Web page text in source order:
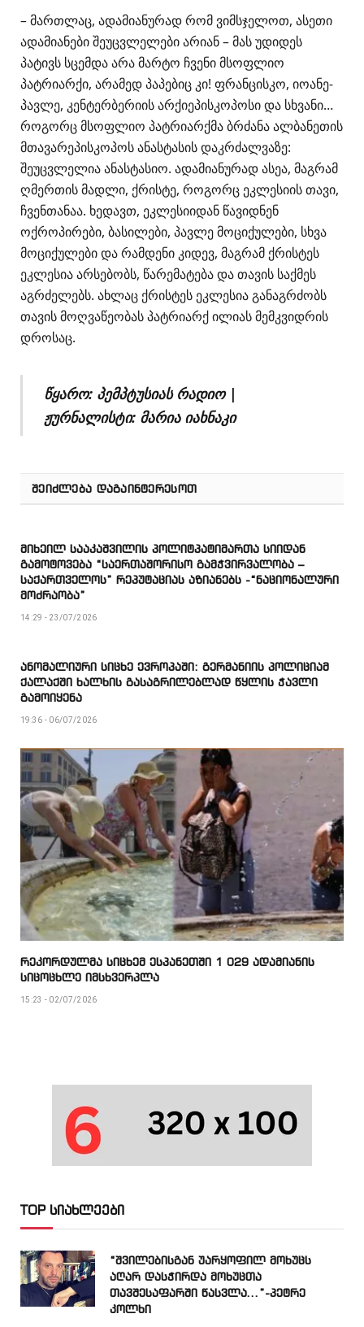
– მართლაც, ადამიანურად რომ ვიმსჯელოთ, ასეთი
ადამიანები შეუცვლელები არიან – მას უდიდეს
პატივს სცემდა არა მარტო ჩვენი მსოფლიო
პატრიარქი, არამედ პაპებიც კი! ფრანცისკო, იოანე-
პავლე, კენტერბერიის არქიეპისკოპოსი და სხვანი…
როგორც მსოფლიო პატრიარქმა ბრძანა ალბანეთის
მთავარეპისკოპოს ანასტასის დაკრძალვაზე:
შეუცვლელია ანასტასიო. ადამიანურად ასეა, მაგრამ
ღმერთის მადლი, ქრისტე, როგორც ეკლესიის თავი,
ჩვენთანაა. ხედავთ, ეკლესიიდან წავიდნენ
ოქროპირები, ბასილები, პავლე მოციქულები, სხვა
მოციქულები და რამდენი კიდევ, მაგრამ ქრისტეს
ეკლესია არსებობს, წარემატება და თავის საქმეს
აგრძელებს. ახლაც ქრისტეს ეკლესია განაგრძობს
თავის მოღვაწეობას პატრიარქ ილიას მემკვიდრის
დროსაც.
წყარო: პემპტუსიას რადიო |
ჟურნალისტი: მარია იახნაკი
ᲨᲔᲘᲫᲚᲔᲑᲐ ᲓᲐᲒᲐᲘᲜᲢᲔᲠᲔᲡᲝᲗ
მიხეილ სააკაშვილის პოლიტპატიმართა სიიდან
გამოტოვება “საერთაშორისო გამჭვირვალობა –
საქართველოს” რეპუტაციას აზიანებს -“ნაციონალური
მოძრაობა”
14:29 - 23/07/2026
ანომალიური სიცხე ევროპაში: გერმანიის პოლიციამ
ქალაქში ხალხის გასაგრილებლად წყლის ჭავლი
გამოიყენა
19:36 - 06/07/2026
რეკორდულმა სიცხემ ესპანეთში 1 029 ადამიანის
სიცოცხლე იმსხვერპლა
15:23 - 02/07/2026
TOP სიახლეები
“შვილებისგან უარყოფილ მოხუცს
აღარ დასჭირდა მოხუცთა
თავშესაფარში წასვლა…”-პეტრე
კოლხი